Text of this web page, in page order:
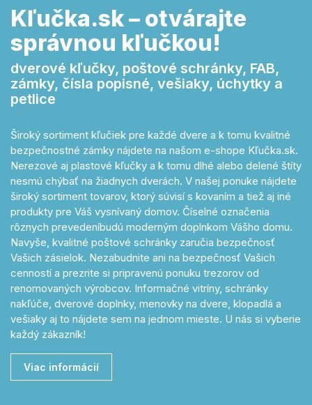
Kľučka.sk – otvárajte
správnou kľučkou!
dverové kľučky, poštové schránky, FAB,
zámky, čísla popisné, vešiaky, úchytky a
petlice
Široký sortiment kľučiek pre každé dvere a k tomu kvalitné
bezpečnostné zámky nájdete na našom e-shope Kľučka.sk.
Nerezové aj plastové kľučky a k tomu dlhé alebo delené štíty
nesmú chýbať na žiadnych dverách. V našej ponuke nájdete
široký sortiment tovarov, ktorý súvisí s kovaním a tiež aj iné
produkty pre Váš vysnívaný domov. Číselné označenia
rôznych prevedeníbudú moderným doplnkom Vášho domu.
Navyše, kvalitné poštové schránky zaručia bezpečnosť
Vašich zásielok. Nezabudnite ani na bezpečnosť Vašich
cenností a prezrite si pripravenú ponuku trezorov od
renomovaných výrobcov. Informačné vitríny, schránky
nakľúče, dverové doplnky, menovky na dvere, klopadlá a
vešiaky aj to nájdete sem na jednom mieste. U nás si vyberie
každý zákazník!
Viac informácií